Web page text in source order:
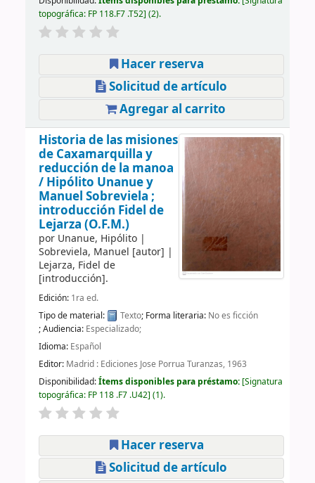
topográfica: FP 118.F7 .T52 (2).
Hacer reserva
Solicitud de artículo
Agregar al carrito
Historia de las misiones
de Caxamarquilla y
reducción de la manoa
/ Hipólito Unanue y
Manuel Sobreviela ;
introducción Fidel de
Lejarza (O.F.M.)
por Unanue, Hipólito|
Sobreviela, Manuel [autor] |
Lejarza, Fidel de
[introducción].
Edición: 1ra ed.
Tipo de material:
Texto; Forma literaria: No es ficción
; Audiencia: Especializado;
Idioma: Español
Editor: Madrid : Ediciones Jose Porrua Turanzas, 1963
Disponibilidad:Ítems disponibles para préstamo: Signatura
topográfica: FP 118 .F7 .U42 (1).
Hacer reserva
Solicitud de artículo